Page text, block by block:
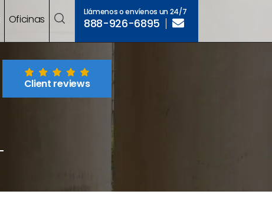
Oficinas
Llámenos o envíenos un 24/7
888-926-6895
Client reviews